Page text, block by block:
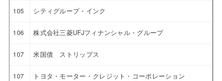
105 シティグループ・インク
106 株式会社三菱UFJフィナンシャル・グループ
107 米国債 ストリップス
107 トヨタ・モーター・クレジット・コーポレーション